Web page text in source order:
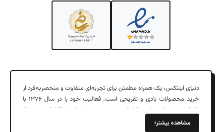
دنیای اینتکس، یک همراه مطمئن برای تجربه‌ای متفاوت و منحصربه‌فرد از
خرید محصولات بادی و تفریحی است. فعالیت خود را در سال ۱۳۷۶ با
واردات محصولات بادی با کیفیت در جزیره زیبای کیش آغاز کرد. پس از
مشاهده بیشتر›